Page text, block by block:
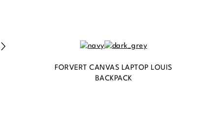
FORVERT CANVAS LAPTOP LOUIS
BACKPACK